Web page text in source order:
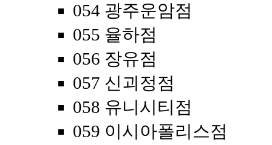
054 광주운암점
055 율하점
056 장유점
057 신괴정점
058 유니시티점
059 이시아폴리스점